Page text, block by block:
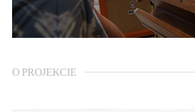
O PROJEKCIE